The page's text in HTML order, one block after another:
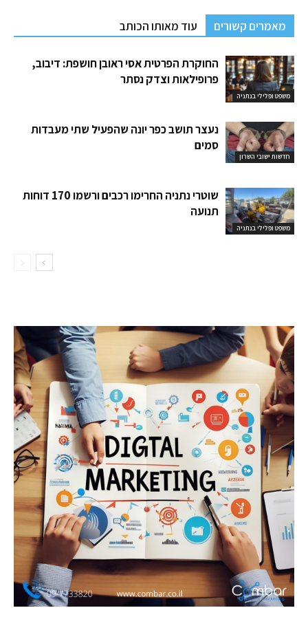
מאמרים קשורים עוד מאותו הכותב
משפט ופלילי בנתניה
החוקרת הפרטית אסי ראובן חושפת: דיבוב,
פרופילאות וצדק נסתר
חדשות ישובי השרון
נעצר תושב כפר יונה שהפעיל שתי מעבדות
סמים
משפט ופלילי בנתניה
שוטרי נתניה החרימו רכבים ורשמו 170 דוחות
תנועה